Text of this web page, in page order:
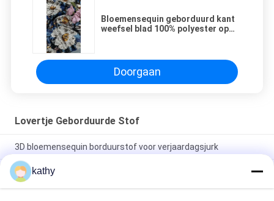
Bloemensequin geborduurd kant
weefsel blad 100% polyester op
Doorgaan
Lovertje Geborduurde Stof
3D bloemensequin borduurstof voor verjaardagsjurk
Kleurrijke vlinder van hoge kwaliteit zachte zakdoek
geborduurde stof pattern stuk verf mesh grond voor mode
jurk
kathy